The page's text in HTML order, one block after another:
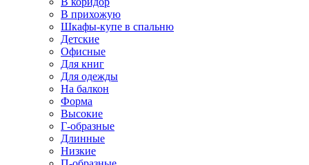
В прихожую
Шкафы-купе в спальню
Детские
Офисные
Для книг
Для одежды
На балкон
Форма
Высокие
Г-образные
Длинные
Низкие